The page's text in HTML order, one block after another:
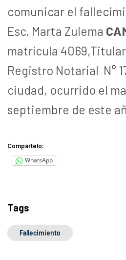
comunicar el
Esc. Marta Zulema
matrícula
Registro Notarial N°
ciudad, ocurrido el
septiembre de este
Compártelo:
WhatsApp
Tags
Fallecimiento